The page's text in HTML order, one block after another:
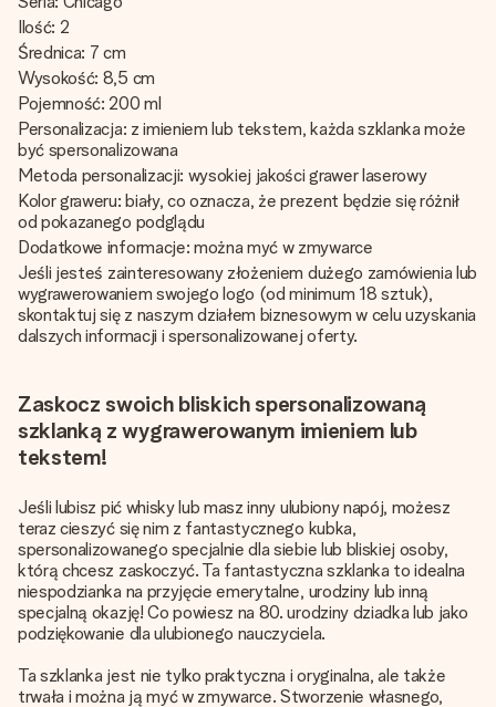
Ilość: 2
Średnica: 7 cm
Wysokość: 8,5 cm
Pojemność: 200 ml
Personalizacja: z imieniem lub tekstem, każda szklanka może
być spersonalizowana
Metoda personalizacji: wysokiej jakości grawer laserowy
Kolor graweru: biały, co oznacza, że prezent będzie się różnił
od pokazanego podglądu
Dodatkowe informacje: można myć w zmywarce
Jeśli jesteś zainteresowany złożeniem dużego zamówienia lub
wygrawerowaniem swojego logo (od minimum 18 sztuk),
skontaktuj się z naszym działem biznesowym w celu uzyskania
dalszych informacji i spersonalizowanej oferty.
Zaskocz swoich bliskich spersonalizowaną
szklanką z wygrawerowanym imieniem lub
tekstem!
Jeśli lubisz pić whisky lub masz inny ulubiony napój, możesz
teraz cieszyć się nim z fantastycznego kubka,
spersonalizowanego specjalnie dla siebie lub bliskiej osoby,
którą chcesz zaskoczyć. Ta fantastyczna szklanka to idealna
niespodzianka na przyjęcie emerytalne, urodziny lub inną
specjalną okazję! Co powiesz na 80. urodziny dziadka lub jako
podziękowanie dla ulubionego nauczyciela.
Ta szklanka jest nie tylko praktyczna i oryginalna, ale także
trwała i można ją myć w zmywarce. Stworzenie własnego,